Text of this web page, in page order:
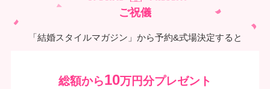
ご祝儀
「結婚スタイルマガジン」から予約&式場決定すると
総額から10万円分プレゼント